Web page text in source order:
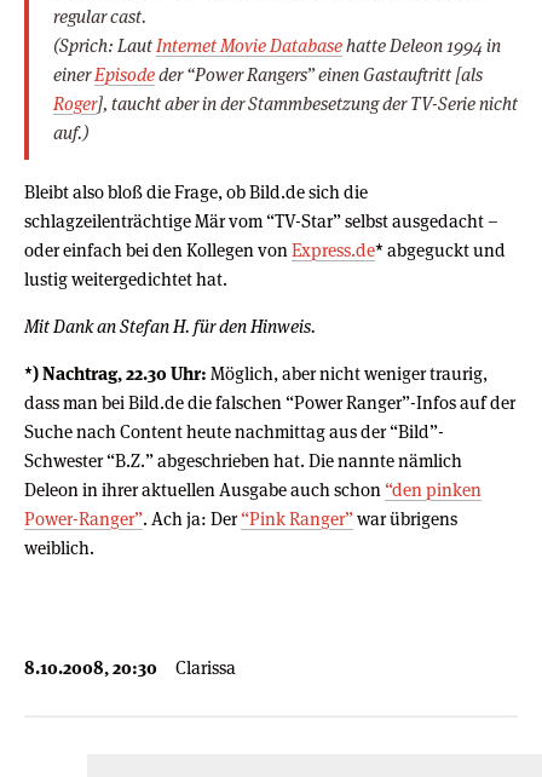
regular cast.
(Sprich: Laut Internet Movie Databasehatte Deleon 1994 in
einerEpisodeder “Power Rangers” einen Gastauftritt [als
Roger], taucht aber in der Stammbesetzung der TV-Serie nicht
auf.)
Bleibt also bloß die Frage, ob Bild.de sich die
schlagzeilenträchtige Mär vom “TV-Star” selbst ausgedacht –
oder einfach bei den Kollegen von Express.de* abgeguckt und
lustig weitergedichtet hat.
Mit Dank an Stefan H. für den Hinweis.
*) Nachtrag, 22.30 Uhr: Möglich, aber nicht weniger traurig,
dass man bei Bild.de die falschen “Power Ranger”-Infos auf der
Suche nach Content heute nachmittag aus der “Bild”-
Schwester “B.Z.” abgeschrieben hat. Die nannte nämlich
Deleon in ihrer aktuellen Ausgabe auch schon “den pinken
Power-Ranger”. Ach ja: Der“Pink Ranger”war übrigens
weiblich.
8.10.2008, 20:30 Clarissa